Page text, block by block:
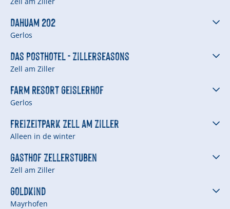
Dahuam 202
Gerlos
Das Posthotel - Zillerseasons
Zell am Ziller
Farm Resort Geislerhof
Gerlos
Freizeitpark Zell am Ziller
Alleen in de winter
Gasthof Zellerstuben
Zell am Ziller
Goldkind
Mayrhofen